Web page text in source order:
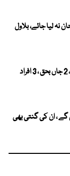
لیا جائے، بلاول
ڈیرہ غازی خان میں گھر کی چھت گر گئی ، 2 جاں بحق ، 3 افراد
گے ، ان کی گنتی بھی